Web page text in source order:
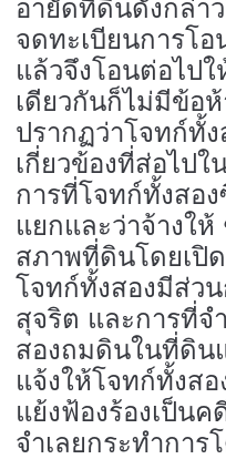
อายัดที่ดินดังกล่า
จดทะเบียนการโ
แล้วจึงโอนต่อไป
เดียวกันก็ไม่มีข้อ
ปรากฏว่าโจทก์ทั้
เกี่ยวข้องที่ส่อไป
การที่โจทก์ทั้งสอ
แยกและว่าจ้างใ
สภาพที่ดินโดยเปิ
โจทก์ทั้งสองมีส่ว
สุจริต และการที่จ
สองถมดินในที่ดิน
แจ้งให้โจทก์ทั้งส
แย้งฟ้องร้องเป็นค
จำเลยกระทำการ